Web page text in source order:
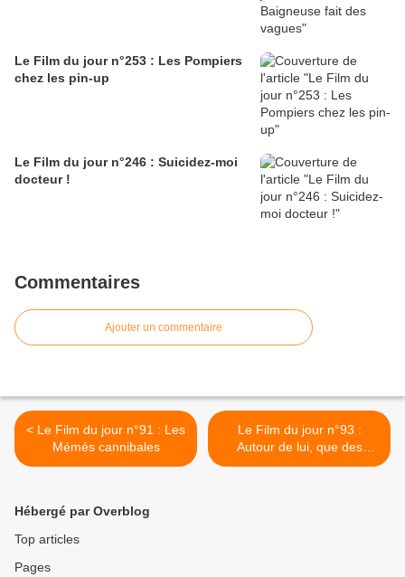
Le Film du jour n°253 : Les Pompiers
chez les pin-up
Le Film du jour n°246 : Suicidez-moi
docteur !
Commentaires
Ajouter un commentaire
< Le Film du jour n°91 : Les
Mémés cannibales
Le Film du jour n°93 :
Autour de lui, que des
cadavres ! >
Hébergé par Overblog
Top articles
Pages